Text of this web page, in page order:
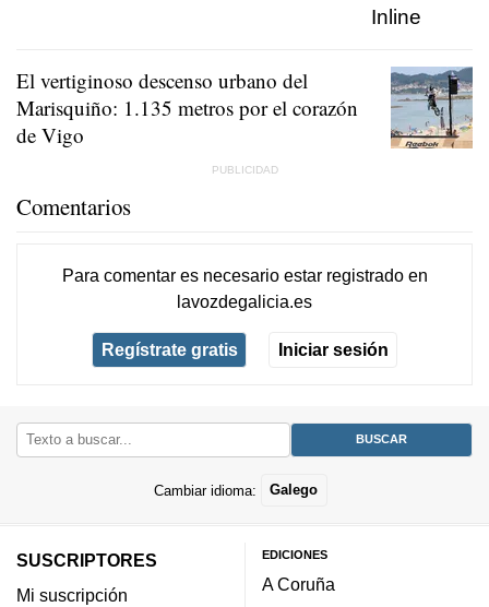
El vertiginoso descenso urbano del
Marisquiño: 1.135 metros por el corazón
de Vigo
Comentarios
Para comentar es necesario estar registradoen
lavozdegalicia.es
Regístrate gratis Iniciar sesión
Cambiar idioma: Galego
SUSCRIPTORES
Mi suscripción
EDICIONES
A Coruña